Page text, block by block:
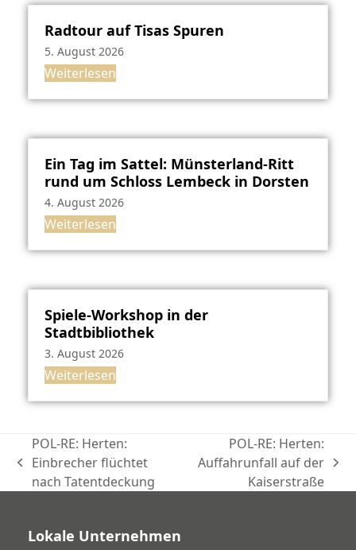
Radtour auf Tisas Spuren
5. August 2026
Weiterlesen
Ein Tag im Sattel: Münsterland-Ritt
rund um Schloss Lembeck in Dorsten
4. August 2026
Weiterlesen
Spiele-Workshop in der
Stadtbibliothek
3. August 2026
Weiterlesen
vorheriger
Beitrag:
POL-RE: Herten:
Einbrecher flüchtet
nach Tatentdeckung
Nächster
Beitrag:
POL-RE: Herten:
Auffahrunfall auf der
Kaiserstraße
Lokale Unternehmen